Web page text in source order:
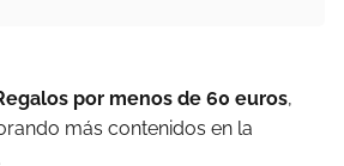
por menos de 60 euros,
más contenidos en la